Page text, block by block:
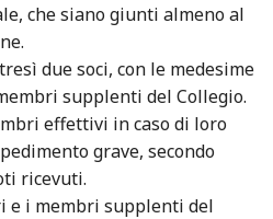
che siano giunti almeno al
due soci, con le medesime
supplenti del Collegio.
effettivi in caso di loro
grave, secondo
ricevuti.
e i membri supplenti del